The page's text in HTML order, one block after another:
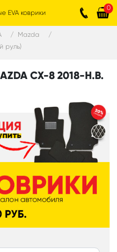
EVA коврики
0
Mazda
руль)
CX-8 2018-Н.В.